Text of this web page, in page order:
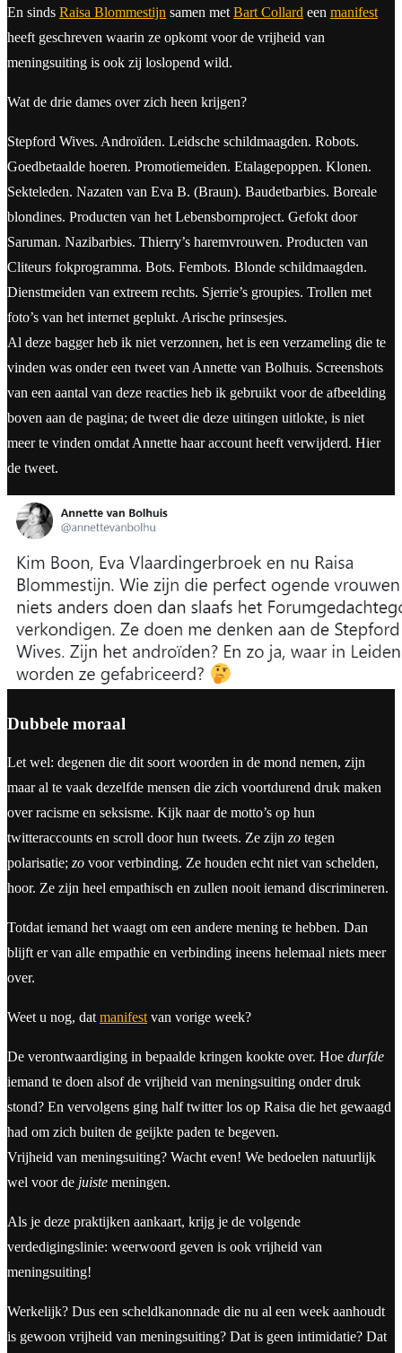
En sinds Raisa Blommestijn samen met Bart Collard een manifest
heeft geschreven waarin ze opkomt voor de vrijheid van
meningsuiting is ook zij loslopend wild.
Wat de drie dames over zich heen krijgen?
Stepford Wives. Androïden. Leidsche schildmaagden. Robots.
Goedbetaalde hoeren. Promotiemeiden. Etalagepoppen. Klonen.
Sekteleden. Nazaten van Eva B. (Braun). Baudetbarbies. Boreale
blondines. Producten van het Lebensbornproject. Gefokt door
Saruman. Nazibarbies. Thierry’s haremvrouwen. Producten van
Cliteurs fokprogramma. Bots. Fembots. Blonde schildmaagden.
Dienstmeiden van extreem rechts. Sjerrie’s groupies. Trollen met
foto’s van het internet geplukt. Arische prinsesjes.
Al deze bagger heb ik niet verzonnen, het is een verzameling die te
vinden was onder een tweet van Annette van Bolhuis. Screenshots
van een aantal van deze reacties heb ik gebruikt voor de afbeelding
boven aan de pagina; de tweet die deze uitingen uitlokte, is niet
meer te vinden omdat Annette haar account heeft verwijderd. Hier
de tweet.
Dubbele moraal
Let wel: degenen die dit soort woorden in de mond nemen, zijn
maar al te vaak dezelfde mensen die zich voortdurend druk maken
over racisme en seksisme. Kijk naar de motto’s op hun
twitteraccounts en scroll door hun tweets. Ze zijn zo tegen
polarisatie; zo voor verbinding. Ze houden echt niet van schelden,
hoor. Ze zijn heel empathisch en zullen nooit iemand discrimineren.
Totdat iemand het waagt om een andere mening te hebben. Dan
blijft er van alle empathie en verbinding ineens helemaal niets meer
over.
Weet u nog, dat manifest van vorige week?
De verontwaardiging in bepaalde kringen kookte over. Hoe durfde
iemand te doen alsof de vrijheid van meningsuiting onder druk
stond? En vervolgens ging half twitter los op Raisa die het gewaagd
had om zich buiten de geijkte paden te begeven.
Vrijheid van meningsuiting? Wacht even! We bedoelen natuurlijk
wel voor de juiste meningen.
Als je deze praktijken aankaart, krijg je de volgende
verdedigingslinie: weerwoord geven is ook vrijheid van
meningsuiting!
Werkelijk? Dus een scheldkanonnade die nu al een week aanhoudt
is gewoon vrijheid van meningsuiting? Dat is geen intimidatie? Dat